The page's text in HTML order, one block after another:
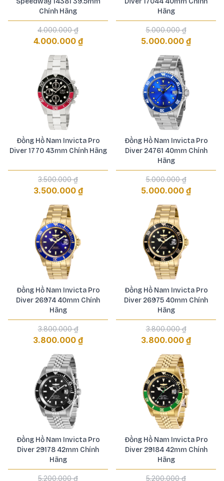
Chính Hãng
4.000.000 ₫
4.000.000 ₫
Hãng
5.000.000 ₫
5.000.000 ₫
Đồng Hồ Nam Invicta Pro
Diver 1770 43mm Chính Hãng
3.500.000 ₫
3.500.000 ₫
Đồng Hồ Nam Invicta Pro
Diver 24761 40mm Chính
Hãng
5.000.000 ₫
5.000.000 ₫
Đồng Hồ Nam Invicta Pro
Diver 26974 40mm Chính
Hãng
3.800.000 ₫
3.800.000 ₫
Đồng Hồ Nam Invicta Pro
Diver 26975 40mm Chính
Hãng
3.800.000 ₫
3.800.000 ₫
Đồng Hồ Nam Invicta Pro
Diver 29178 42mm Chính
Hãng
5.200.000 ₫
Đồng Hồ Nam Invicta Pro
Diver 29184 42mm Chính
Hãng
5.200.000 ₫